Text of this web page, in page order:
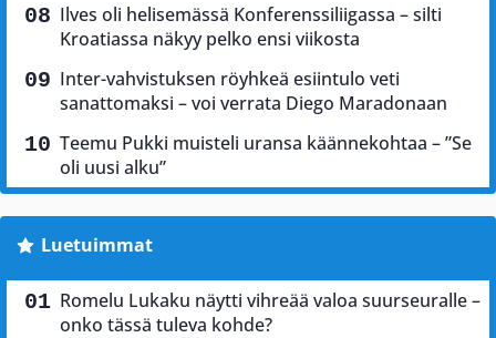
Ilves oli helisemässä Konferenssiliigassa – silti
Kroatiassa näkyy pelko ensi viikosta
Inter-vahvistuksen röyhkeä esiintulo veti
sanattomaksi – voi verrata Diego Maradonaan
Teemu Pukki muisteli uransa käännekohtaa – ”Se
oli uusi alku”
Luetuimmat
Romelu Lukaku näytti vihreää valoa suurseuralle –
onko tässä tuleva kohde?